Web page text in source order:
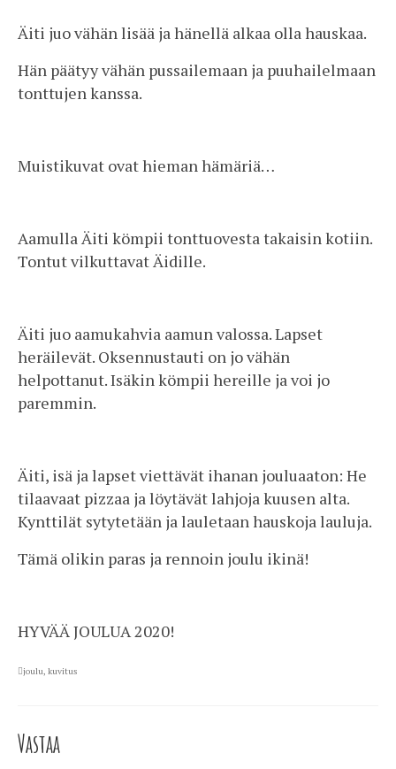
Äiti juo vähän lisää ja hänellä alkaa olla hauskaa.
Hän päätyy vähän pussailemaan ja puuhailelmaan
tonttujen kanssa.
Muistikuvat ovat hieman hämäriä…
Aamulla Äiti kömpii tonttuovesta takaisin kotiin.
Tontut vilkuttavat Äidille.
Äiti juo aamukahvia aamun valossa. Lapset
heräilevät. Oksennustauti on jo vähän
helpottanut. Isäkin kömpii hereille ja voi jo
paremmin.
Äiti, isä ja lapset viettävät ihanan jouluaaton: He
tilaavaat pizzaa ja löytävät lahjoja kuusen alta.
Kynttilät sytytetään ja lauletaan hauskoja lauluja.
Tämä olikin paras ja rennoin joulu ikinä!
HYVÄÄ JOULUA 2020!
joulu, kuvitus
Vastaa